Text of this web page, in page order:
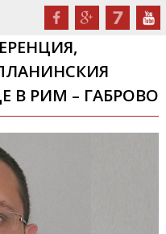
В РИМ – ГАБРОВО